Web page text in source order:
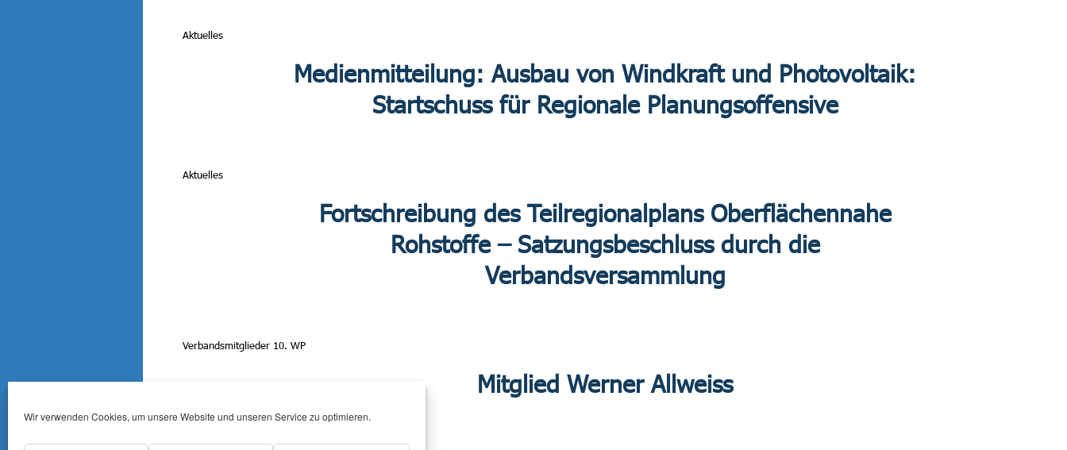
Wir verwenden Cookies, um unsere Website und unseren Service zu optimieren.
Aktuelles
Medienmitteilung: Ausbau von Windkraft und Photovoltaik:
Startschuss für Regionale Planungsoffensive
Aktuelles
Fortschreibung des Teilregionalplans Oberflächennahe
Rohstoffe – Satzungsbeschluss durch die
Verbandsversammlung
Verbandsmitglieder 10. WP
Mitglied Werner Allweiss